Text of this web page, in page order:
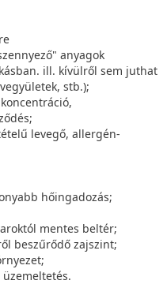
anyagok
ill. kívülről sem juthat
stb.);
levegő, allergén-
hőingadozás;
mentes beltér;
beszűrődő zajszint;